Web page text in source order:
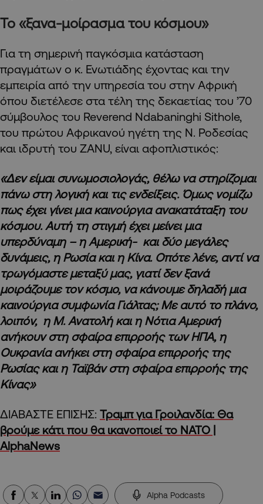
Το «ξανα-μοίρασμα του κόσμου»
Για τη σημερινή παγκόσμια κατάσταση
πραγμάτων ο κ. Ενωτιάδης έχοντας και την
εμπειρία από την υπηρεσία του στην Αφρική
όπου διετέλεσε στα τέλη της δεκαετίας του ’70
σύμβουλος του Reverend Ndabaninghi Sithole,
του πρώτου Αφρικανού ηγέτη της Ν. Ροδεσίας
και ιδρυτή του ZANU, είναι αφοπλιστικός:
«Δεν είμαι συνωμοσιολογάς, θέλω να στηρίζομαι
πάνω στη λογική και τις ενδείξεις. Όμως νομίζω
πως έχει γίνει μια καινούργια ανακατάταξη του
κόσμου. Αυτή τη στιγμή έχει μείνει μια
υπερδύναμη – η Αμερική- και δύο μεγάλες
δυνάμεις, η Ρωσία και η Κίνα. Οπότε λένε, αντί να
τρωγόμαστε μεταξύ μας, γιατί δεν ξανά
μοιράζουμε τον κόσμο, να κάνουμε δηλαδή μια
καινούργια συμφωνία Γιάλτας; Με αυτό το πλάνο,
λοιπόν, η Μ. Ανατολή και η Νότια Αμερική
ανήκουν στη σφαίρα επιρροής των ΗΠΑ, η
Ουκρανία ανήκει στη σφαίρα επιρροής της
Ρωσίας και η Ταϊβάν στη σφαίρα επιρροής της
Κίνας»
ΔΙΑΒΑΣΤΕ ΕΠΙΣΗΣ: Τραμπ για Γροιλανδία: Θα
βρούμε κάτι που θα ικανοποιεί το ΝΑΤΟ |
AlphaNews
Alpha Podcasts